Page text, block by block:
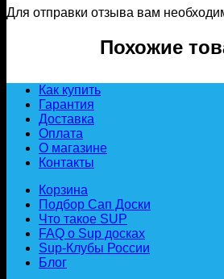
Для отправки отзыва вам
Похожие
Как купить
Гарантия
Доставка
Оплата
О магазине
Контакты
Корзина
Подбор Сап Доски
Что такое SUP
FAQ о Sup досках
Sup-Клубы России
Блог